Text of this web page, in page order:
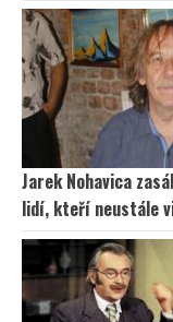
Jarek Nohavica
lidí, kteří neustále